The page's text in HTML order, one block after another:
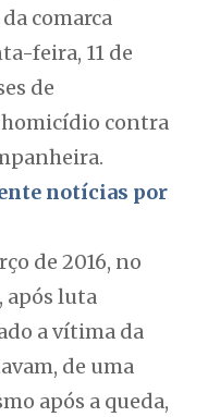
comarca
feira, 11 de
de
contra
notícias por
de 2016, no
após luta
a vítima da
de uma
após a queda,